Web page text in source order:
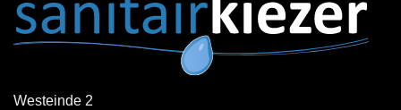
Westeinde 2